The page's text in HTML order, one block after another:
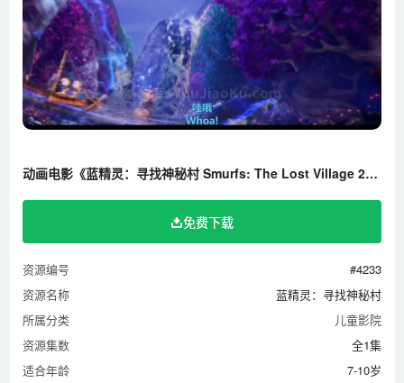
动画电影《蓝精灵：寻找神秘村 Smurfs: The Lost Village 2017》全1集 国语中字 1080P/MKV/1.89G 百度云网盘下载
免费下载
资源编号
#4233
资源名称
蓝精灵：寻找神秘村
所属分类
儿童影院
资源集数
全1集
适合年龄
7-10岁